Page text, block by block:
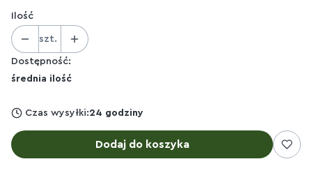
Ilość
szt.
Dostępność:
średnia ilość
Czas wysyłki:24 godziny
Dodaj do koszyka